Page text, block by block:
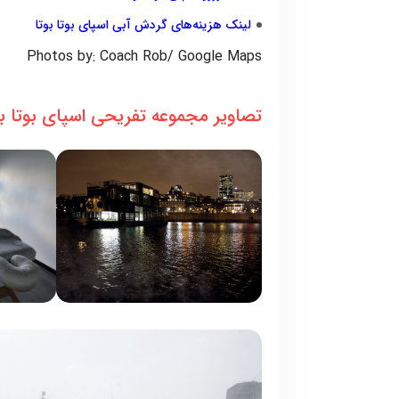
لینک هزینه‌های گردش آبی اسپای بوتا بوتا
Photos by: Coach Rob/ Google Maps
تصاویر مجموعه تفریحی اسپای بوتا